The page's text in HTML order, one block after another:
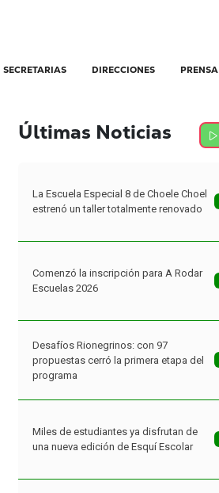
SECRETARIAS DIRECCIONES PRENSA
Últimas Noticias
La Escuela Especial 8 de Choele Choel
estrenó un taller totalmente renovado
Comenzó la inscripción para A Rodar
Escuelas 2026
Desafíos Rionegrinos: con 97
propuestas cerró la primera etapa del
programa
Miles de estudiantes ya disfrutan de
una nueva edición de Esquí Escolar